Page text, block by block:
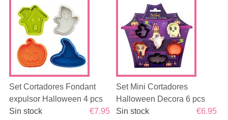
Set Cortadores Fondant
expulsor Halloween 4 pcs
€7.95
Sin stock
Set Mini Cortadores
Halloween Decora 6 pcs
€6.95
Sin stock